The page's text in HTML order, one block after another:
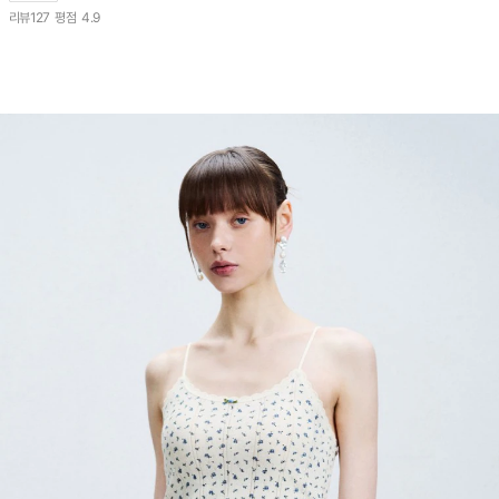
리뷰127 평점 4.9